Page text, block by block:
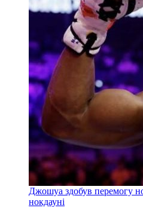
Джошуа здобув перемогу
нокдауні